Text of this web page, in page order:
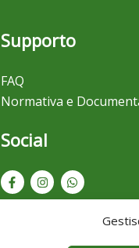
Supporto
FAQ
Normativa e
Social